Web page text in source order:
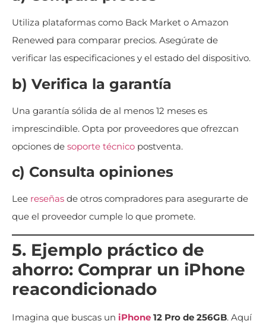
Utiliza plataformas como Back Market o Amazon
Renewed para comparar precios. Asegúrate de
verificar las especificaciones y el estado del dispositivo.
b) Verifica la garantía
Una garantía sólida de al menos 12 meses es
imprescindible. Opta por proveedores que ofrezcan
opciones de soporte técnico postventa.
c) Consulta opiniones
Lee reseñas de otros compradores para asegurarte de
que el proveedor cumple lo que promete.
5. Ejemplo práctico de
ahorro: Comprar un iPhone
reacondicionado
Imagina que buscas un iPhone 12 Pro de 256GB. Aquí